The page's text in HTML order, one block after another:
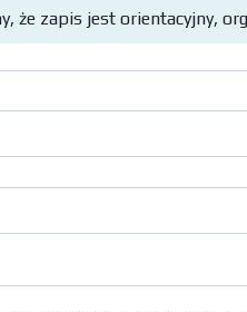
że zapis jest orientacyjny,